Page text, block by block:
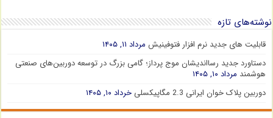
نوشته‌های تازه
قابلیت های جدید نرم افزار فتوفینیش مرداد ۱۱, ۱۴۰۵
دستاورد جدید رسااندیشان موج پرداز؛ گامی بزرگ در توسعه دوربین‌های صنعتی
هوشمند مرداد ۱۰, ۱۴۰۵
دوربین پلاک خوان ایرانی 2.3 مگاپیکسلی
خرداد ۱۰, ۱۴۰۵